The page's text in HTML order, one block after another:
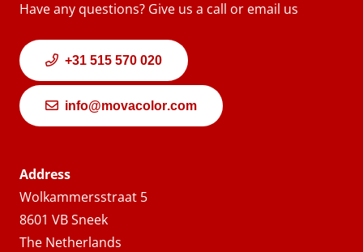
Have any questions? Give us a call or email us
+31 515 570 020
info@movacolor.com
Address
Wolkammersstraat 5
8601 VB Sneek
The Netherlands